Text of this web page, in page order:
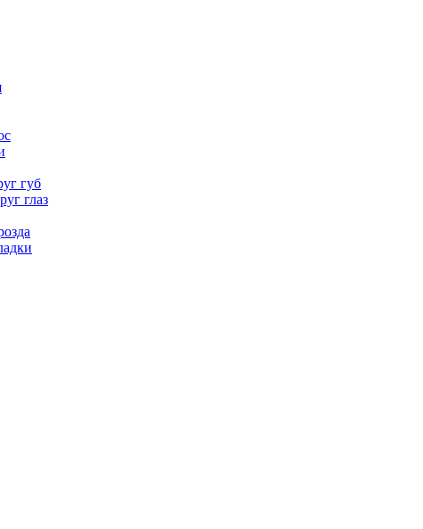
губ
глаз